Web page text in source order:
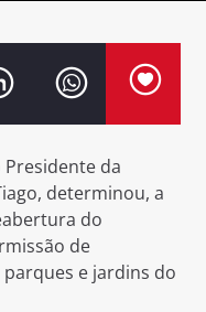
PEREIRA)
da
determinou, a
do
de
e jardins do